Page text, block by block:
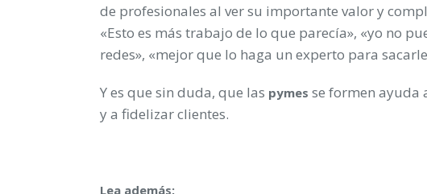
de profesionales al ver su importante valor y
«Esto es más trabajo de lo que parecía», «yo no
redes», «mejor que lo haga un experto para
Y es que sin duda, que las pymes se formen ayuda
y a fidelizar clientes.
Lea además: